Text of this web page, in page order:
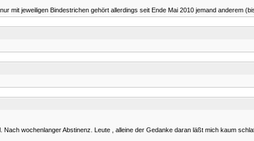
mit jeweiligen Bindestrichen gehört allerdings seit Ende Mai 2010 jemand anderem
wochenlanger Abstinenz. Leute , alleine der Gedanke daran läßt mich kaum